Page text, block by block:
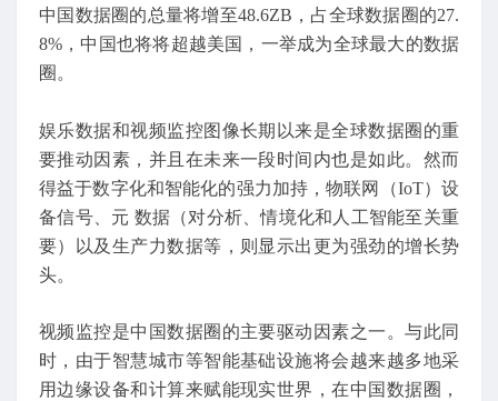
中国数据圈的总量将增至48.6ZB，占全球数据圈的27.
8%，中国也将将超越美国，一举成为全球最大的数据
圈。
娱乐数据和视频监控图像长期以来是全球数据圈的重
要推动因素，并且在未来一段时间内也是如此。然而
得益于数字化和智能化的强力加持，物联网（IoT）设
备信号、元 数据（对分析、情境化和人工智能至关重
要）以及生产力数据等，则显示出更为强劲的增长势
头。
视频监控是中国数据圈的主要驱动因素之一。与此同
时，由于智慧城市等智能基础设施将会越来越多地采
用边缘设备和计算来赋能现实世界，在中国数据圈，